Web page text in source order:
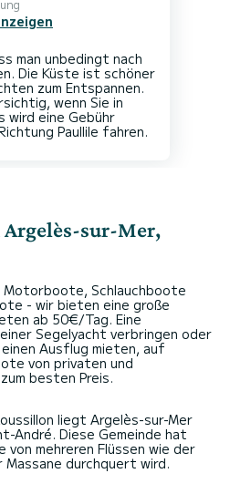
man unbedingt nach
Die Küste ist schöner
zum Entspannen.
wenn Sie in
wird eine Gebühr
sur-Mer,
Schlauchboote
- wir bieten eine große
ab 50€/Tag. Eine
Segelyacht verbringen oder
Ausflug mieten, auf
von privaten und
besten Preis.
liegt Argelès-sur-Mer
André. Diese Gemeinde hat
von mehreren Flüssen wie der
durchquert wird.